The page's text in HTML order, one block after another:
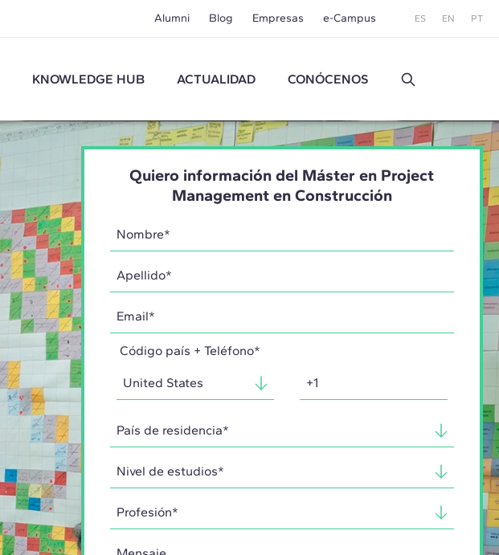
Alumni Blog Empresas e-Campus ES EN PT
KNOWLEDGE HUB ACTUALIDAD CONÓCENOS
Quiero información del Máster en Project
Management en Construcción
Código país + Teléfono*